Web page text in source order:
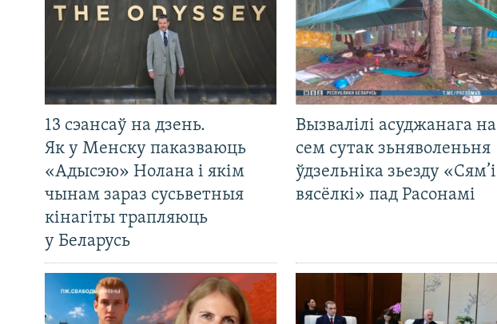
13 сэансаў на дзень.
Як у Менску паказваюць
«Адысэю» Нолана і якім
чынам зараз сусьветныя
кінагіты трапляюць
у Беларусь
Вызвалілі асуджанага на
сем сутак зьняволеньня
ўдзельніка зьезду «Сям’і
вясёлкі» пад Расонамі